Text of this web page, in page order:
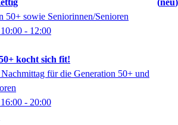
neu
50+ sowie Seniorinnen/Senioren
10:00 - 12:00
kocht sich fit!
für die Generation 50+ und
16:00 - 20:00